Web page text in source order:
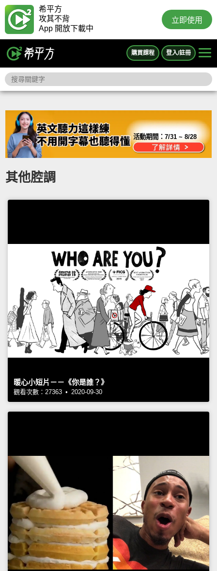
希平方
攻其不背
App 開放下載中
立即使用
購買課程 登入/註冊
活動期間：7/31 ~ 8/28
其他腔調
暖心小短片－－《你是誰？》
觀看次數：27363 • 2020-09-30